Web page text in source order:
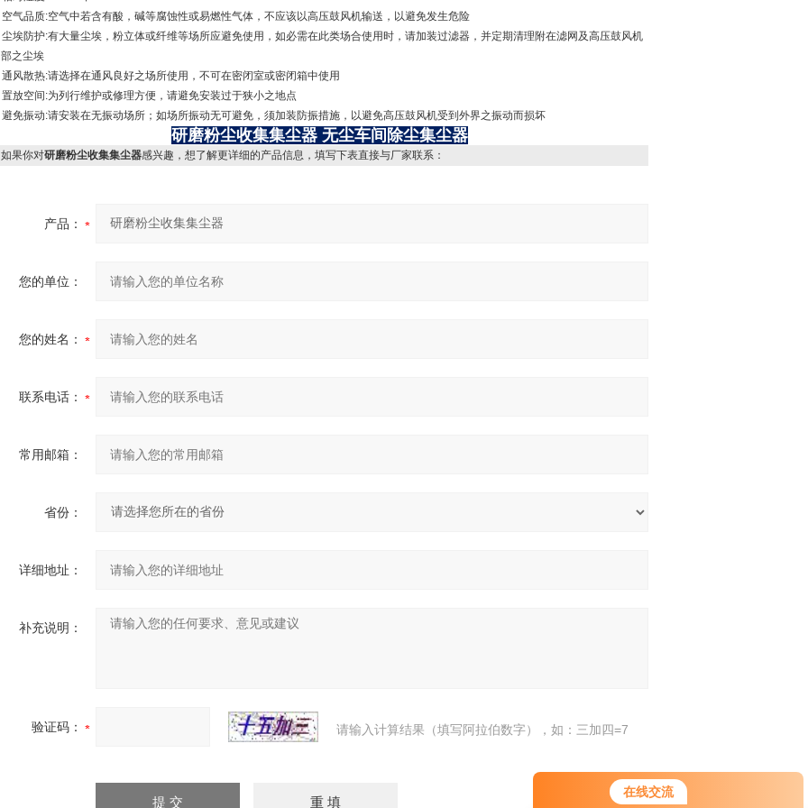
在线交流
空气品质:空气中若含有酸，碱等腐蚀性或易燃性气体，不应该以高压鼓风机输送，以避免发生危险
尘埃防护:有大量尘埃，粉立体或纤维等场所应避免使用，如必需在此类场合使用时，请加装过滤器，并定期清理附在滤网及高压鼓风机
之尘埃
通风散热:请选择在通风良好之场所使用，不可在密闭室或密闭箱中使用
置放空间:为列行维护或修理方便，请避免安装过于狭小之地点
避免振动:请安装在无振动场所；如场所振动无可避免，须加装防振措施，以避免高压鼓风机受到外界之振动而损坏
研磨粉尘收集集尘器 无尘车间除尘集尘器
果你对研磨粉尘收集集尘器感兴趣，想了解更详细的产品信息，填写下表直接与厂家联系：
产品：
您的单位：
您的姓名：
联系电话：
常用邮箱：
省份：
详细地址：
补充说明：
验证码： 请输入计算结果（填写阿拉伯数字），如：三加四=7